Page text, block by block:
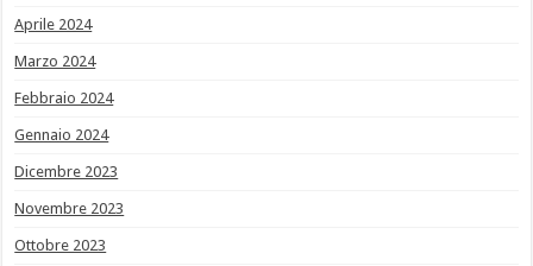
Aprile 2024
Marzo 2024
Febbraio 2024
Gennaio 2024
Dicembre 2023
Novembre 2023
Ottobre 2023